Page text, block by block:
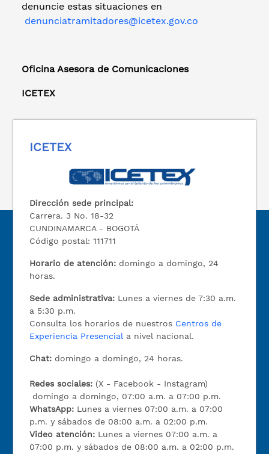
denuncie estas situaciones en
denunciatramitadores@icetex.gov.co
Oficina Asesora de Comunicaciones
ICETEX
ICETEX
Dirección sede principal:
Carrera. 3 No. 18-32
CUNDINAMARCA - BOGOTÁ
Código postal: 111711
Horario de atención: domingo a domingo, 24
horas.
Sede administrativa: Lunes a viernes de 7:30 a.m.
a 5:30 p.m.
Consulta los horarios de nuestros Centros de
Experiencia Presencial a nivel nacional.
Chat: domingo a domingo, 24 horas.
Redes sociales: (X - Facebook - Instagram)
domingo a domingo, 07:00 a.m. a 07:00 p.m.
WhatsApp: Lunes a viernes 07:00 a.m. a 07:00
p.m. y sábados de 08:00 a.m. a 02:00 p.m.
Video atención: Lunes a viernes 07:00 a.m. a
07:00 p.m. y sábados de 08:00 a.m. a 02:00 p.m.